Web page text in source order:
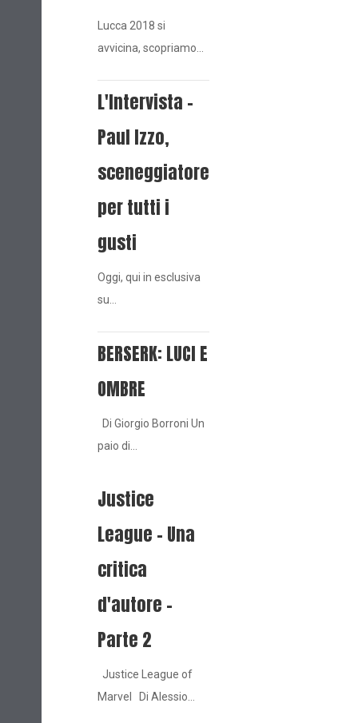
Lucca 2018 si
avvicina, scopriamo…
L'Intervista -
Paul Izzo,
sceneggiatore
per tutti i
gusti
Oggi, qui in esclusiva
su…
BERSERK: LUCI E
OMBRE
Di Giorgio Borroni Un
paio di…
Justice
League - Una
critica
d'autore -
Parte 2
Justice League of
Marvel Di Alessio…